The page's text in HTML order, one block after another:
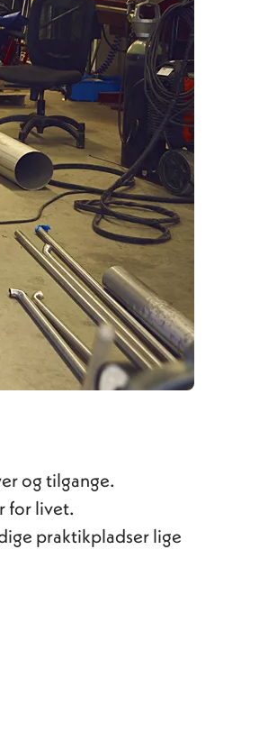
og tilgange.
for livet.
praktikpladser lige